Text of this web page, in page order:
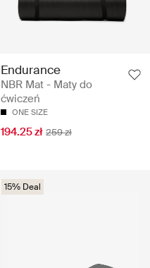
Endurance
NBR Mat - Maty do
ćwiczeń
ONE SIZE
194.25 zł 259 zł
15% Deal